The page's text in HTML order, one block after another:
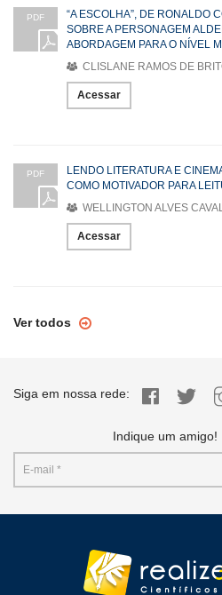
PDF
“A ESCOLHA”, DE RONALDO
SOBRE A PERSONAGEM
ABORDAGEM PARA O NÍVEL
CLISLANE RAMOS DE
Acessar
PDF
LENDO LITERATURA E
COMO MOTIVADOR PARA
WELLINGTON ALVES
Acessar
Ver todos
Siga em nossa rede:
Indique um amigo!